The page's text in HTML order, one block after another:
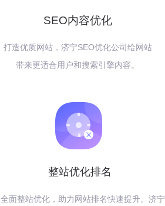
SEO内容优化
打造优质网站，济宁SEO优化公司给网站
带来更适合用户和搜索引擎内容。
整站优化排名
全面整站优化，助力网站排名快速提升。济宁